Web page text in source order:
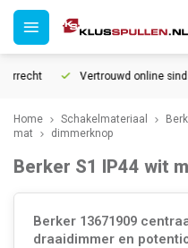
Vertrouwd online
Home Schakelmateriaal
mat
dimmerknop
Berker S1 IP44 wit
Berker 13671909
draaidimmer en